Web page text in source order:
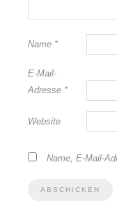
Name *
E-Mail-
Adresse *
Website
Name, E-Mail-